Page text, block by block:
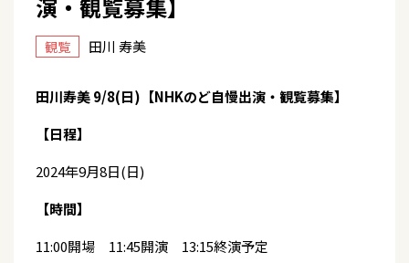
演・観覧募集】
観覧 田川 寿美
田川寿美 9/8(日)【NHKのど自慢出演・観覧募集】
【日程】
2024年9月8日(日)
【時間】
11:00開場 11:45開演 13:15終演予定